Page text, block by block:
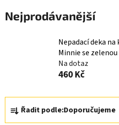
Nejprodávanější
Nepadací deka
Minnie se zelenou
Na dotaz
460 Kč
Ř
a
Řadit podle:Doporučujeme